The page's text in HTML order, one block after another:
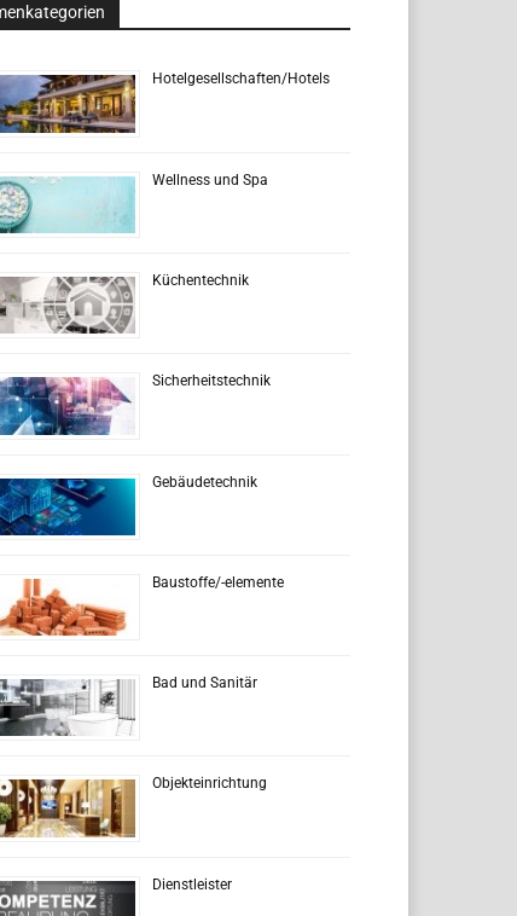
Hotelgesellschaften/Hotels
Wellness und Spa
Küchentechnik
Sicherheitstechnik
Gebäudetechnik
Baustoffe/-elemente
Bad und Sanitär
Objekteinrichtung
Dienstleister